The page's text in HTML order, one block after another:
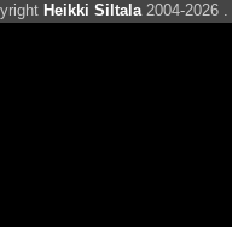
Heikki Siltala2004-2026 .